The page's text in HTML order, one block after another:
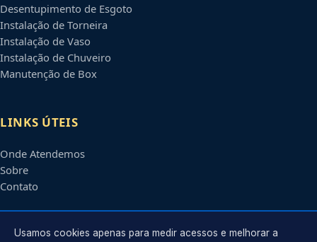
Desentupimento de Esgoto
Instalação de Torneira
Instalação de Vaso
Instalação de Chuveiro
Manutenção de Box
LINKS ÚTEIS
Onde Atendemos
Sobre
Contato
CONTATO
Usamos cookies apenas para medir acessos e melhorar a